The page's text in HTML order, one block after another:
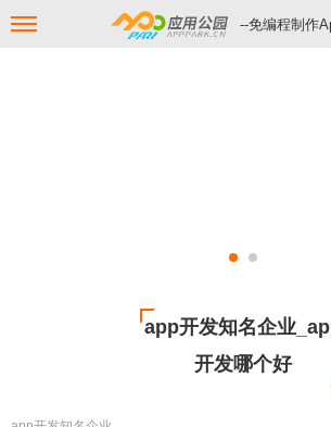
--免编程制作
app开发知名企业
开发哪个好